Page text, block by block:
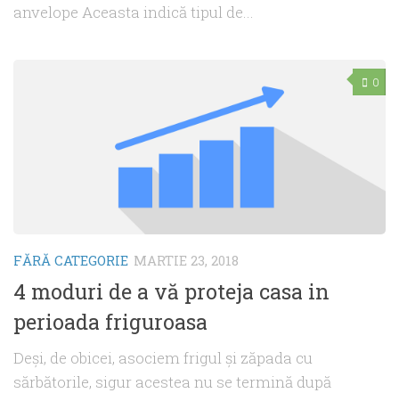
anvelope Aceasta indică tipul de...
0
FĂRĂ CATEGORIE MARTIE 23, 2018
4 moduri de a vă proteja casa in
perioada friguroasa
Deși, de obicei, asociem frigul și zăpada cu
sărbătorile, sigur acestea nu se termină după